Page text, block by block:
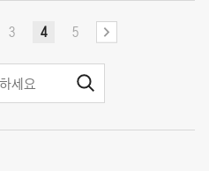
3 4 5